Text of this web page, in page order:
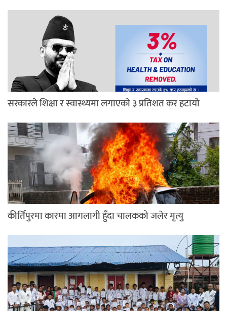
सरकारले शिक्षा र स्वास्थ्यमा लगाएको ३ प्रतिशत कर हटायो
कीर्तिपुरमा कारमा आगलागी हुँदा चालकको जलेर मृत्यु